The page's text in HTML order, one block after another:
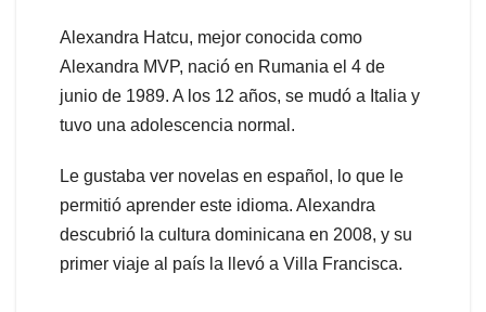
Alexandra Hatcu, mejor conocida como
Alexandra MVP, nació en Rumania el 4 de
junio de 1989. A los 12 años, se mudó a Italia y
tuvo una adolescencia normal.
Le gustaba ver novelas en español, lo que le
permitió aprender este idioma. Alexandra
descubrió la cultura dominicana en 2008, y su
primer viaje al país la llevó a Villa Francisca.